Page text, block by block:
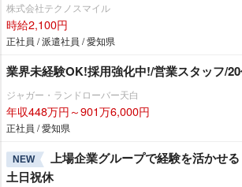
株式会社テクノスマイル
時給2,100円
正社員 / 派遣社員 / 愛知県
業界未経験OK!採用強化中!/営業スタッフ/
ジャガー・ランドローバー天白
年収448万円～901万6,000円
正社員 / 愛知県
NEW
上場企業グループで経験を活かせ
土日祝休